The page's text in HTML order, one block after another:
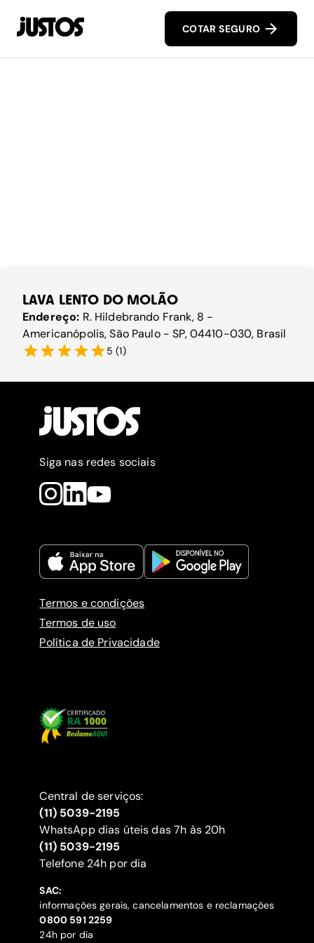
COTAR SEGURO
LAVA LENTO DO MOLÃO
Endereço: R. Hildebrando Frank, 8 -
Americanópolis, São Paulo - SP, 04410-030, Brasil
5 (1)
Siga nas redes sociais
Termos e condições
Termos de uso
Política de Privacidade
Central de serviços:
(11) 5039-2195
WhatsApp dias úteis das 7h às 20h
(11) 5039-2195
‍Telefone 24h por dia
SAC:
informações gerais, cancelamentos e reclamações
‍0800 591 2259
24h por dia